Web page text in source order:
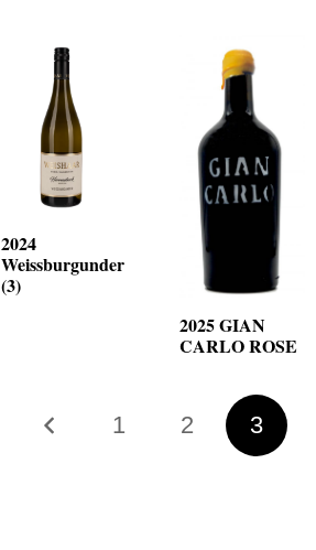
2024
Weissburgunder
(3)
2025 GIAN
CARLO ROSE
1 2 3